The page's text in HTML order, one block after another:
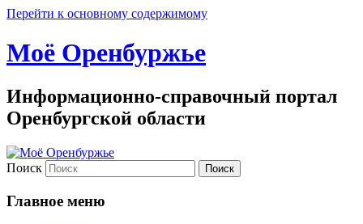
Перейти к основному содержимому
Моё Оренбуржье
Информационно-справочный портал
Оренбургской области
Поиск
Главное меню